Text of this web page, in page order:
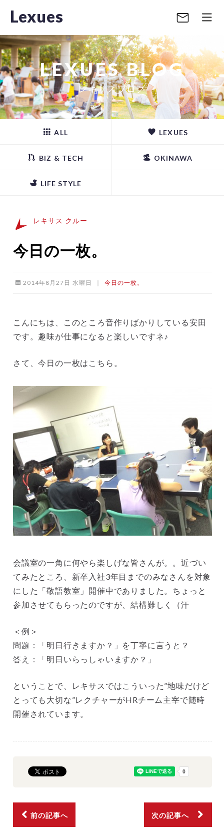
Lexues
LEXUES BLOG
レキサスブログ
ALL LEXUES
BIZ & TECH OKINAWA
LIFE STYLE
レキサス クルー
今日の一枚。
2014年8月27日 水曜日 ｜ 今日の一枚。
こんにちは、このところ音作りばかりしている安田
です。趣味が仕事になると楽しいですネ♪
さて、今日の一枚はこちら。
会議室の一角に何やら楽しげな皆さんが。。近づい
てみたところ、新卒入社3年目までのみなさんを対象
にした「敬語教室」開催中でありました。ちょっと
参加させてもらったのですが、結構難しく（汗
＜例＞
問題：「明日行きますか？」を丁寧に言うと？
答え：「明日いらっしゃいますか？」
ということで、レキサスではこういった”地味だけど
とっても大切な”レクチャーがHRチーム主宰で随時
開催されています。
前の記事へ 次の記事へ